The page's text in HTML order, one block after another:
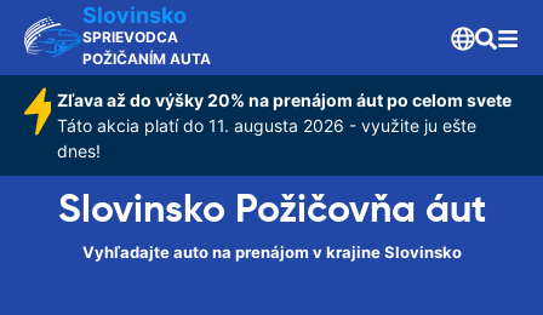
Slovinsko
SPRIEVODCA
POŽIČANÍM AUTA
Zľava až do výšky 20% na prenájom áut po celom svete
Táto akcia platí do 11. augusta 2026 - využite ju ešte
dnes!
Slovinsko Požičovňa áut
Vyhľadajte auto na prenájom v krajine Slovinsko